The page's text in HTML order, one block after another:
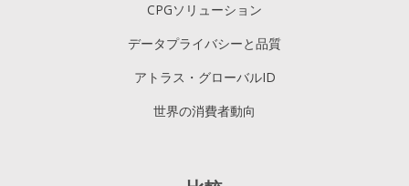
CPGソリューション
データプライバシーと品質
アトラス・グローバルID
世界の消費者動向